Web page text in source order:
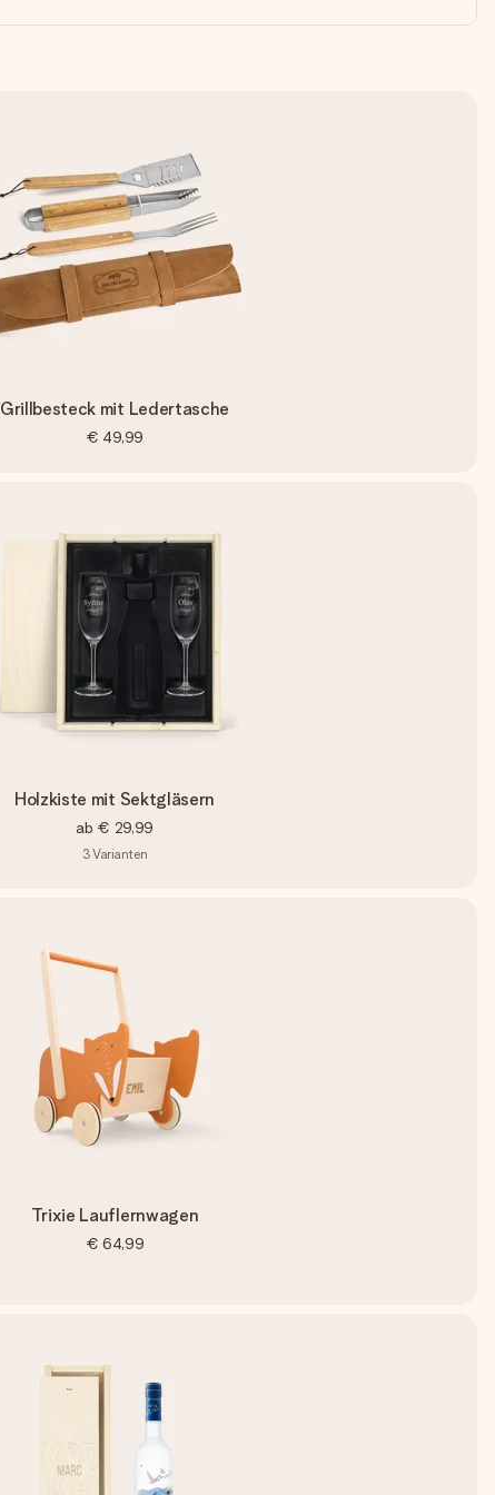
Grillbesteck mit Ledertasche
€ 49,99
Holzkiste mit Sektgläsern
ab € 29,99
3Varianten
Trixie Lauflernwagen
€ 64,99